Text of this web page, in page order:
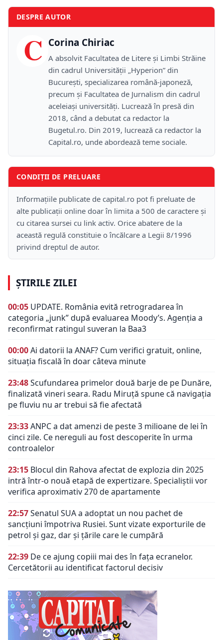
DESPRE AUTOR
C Corina Chiriac
A absolvit Facultatea de Litere și Limbi Străine
din cadrul Universității „Hyperion” din
București, specializarea română-japoneză,
precum și Facultatea de Jurnalism din cadrul
aceleiași universități. Lucrează în presă din
2018, când a debutat ca redactor la
Bugetul.ro. Din 2019, lucrează ca redactor la
Capital.ro, unde abordează teme sociale.
CONDIȚII DE PRELUARE
Informațiile publicate de capital.ro pot fi preluate de
alte publicații online doar în limita a 500 de caractere și
cu citarea sursei cu link activ. Orice abatere de la
această regulă constituie o încălcare a Legii 8/1996
privind dreptul de autor.
ȘTIRILE ZILEI
00:05 UPDATE. România evită retrogradarea în
categoria „junk” după evaluarea Moody’s. Agenția a
reconfirmat ratingul suveran la Baa3
00:00Ai datorii la ANAF? Cum verifici gratuit, online,
situația fiscală în doar câteva minute
23:48Scufundarea primelor două barje de pe Dunăre,
finalizată vineri seara. Radu Miruță spune că navigația
pe fluviu nu ar trebui să fie afectată
23:33ANPC a dat amenzi de peste 3 milioane de lei în
cinci zile. Ce nereguli au fost descoperite în urma
controalelor
23:15 Blocul din Rahova afectat de explozia din 2025
intră într-o nouă etapă de expertizare. Specialiștii vor
verifica aproximativ 270 de apartamente
22:57Senatul SUA a adoptat un nou pachet de
sancțiuni împotriva Rusiei. Sunt vizate exporturile de
petrol și gaz, dar și țările care le cumpără
22:39 De ce ajung copiii mai des în fața ecranelor.
Cercetătorii au identificat factorul decisiv